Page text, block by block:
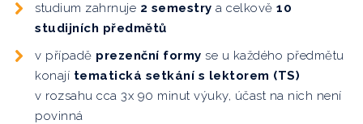
studium zahrnuje 2 semestry a celkově 10
studijních předmětů
v případě prezenční formy se u každého předmětu
konají tematická setkání s lektorem (TS)
v rozsahu cca 3x 90 minut výuky, účast na nich není
povinná